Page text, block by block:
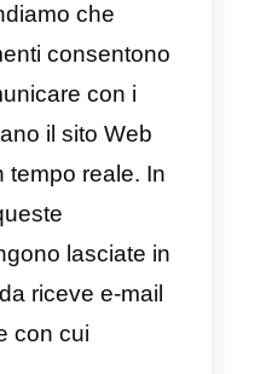
tuo sito web
di ricevere tutti i
visitatori,
agli agenti di
in tempo reale.
tipo di servizio
al 100%,
le chat